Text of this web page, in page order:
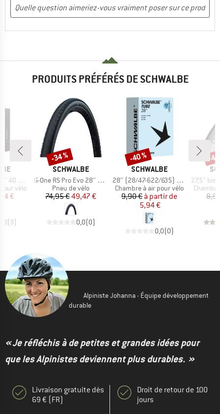
PRODUITS PRÉFÉRÉS DE SCHWALBE
584 SV
vélo
réduit
€
(3)
MARQUE
SCHWALBE
Article
G-One RS Pro Evo 28'' (40-622) V-G TLR
Product group
Pneu de vélo
Prix
74,95 €Prix réduit
49,47 €
0,0(0)
Remise
-34 %
MARQUE
SCHWALBE
Article
28'' (28/47-622/635) SCV17
Product group
Chambre à air pour vélo
Prix
9,90 € Prix réduit
à partir de
5,94 €
0,0(0)
Remise
-40 %
Article
27,5'' bis 29''
Product
-
Alpiniste Johanna - Équipe développement
durable
« Je réfléchis à de petites et grandes idées pour
que les Alpinistes deviennent plus durables. »
Livraison gratuite dès
69 € (FR)
Droit de retour de 100
jours